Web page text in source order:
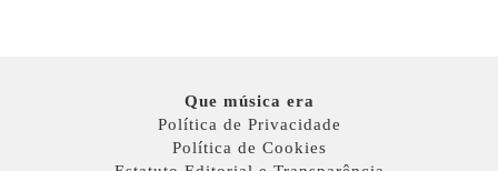
Que música era
Política de Privacidade
Política de Cookies